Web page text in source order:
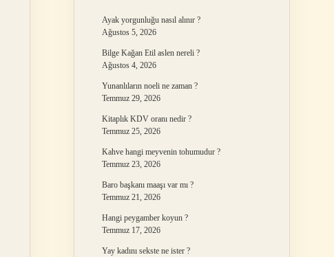
Ayak yorgunluğu nasıl alınır ?
Ağustos 5, 2026
Bilge Kağan Etil aslen nereli ?
Ağustos 4, 2026
Yunanlıların noeli ne zaman ?
Temmuz 29, 2026
Kitaplık KDV oranı nedir ?
Temmuz 25, 2026
Kahve hangi meyvenin tohumudur ?
Temmuz 23, 2026
Baro başkanı maaşı var mı ?
Temmuz 21, 2026
Hangi peygamber koyun ?
Temmuz 17, 2026
Yay kadını sekste ne ister ?